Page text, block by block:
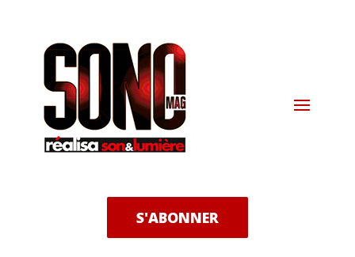
S'ABONNER